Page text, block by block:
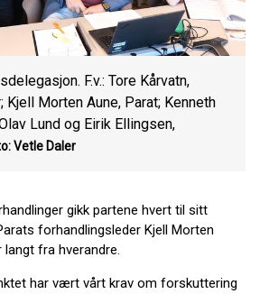
F.v.: Tore Kårvatn,
Kjell Morten Aune, Parat; Kenneth
Lund og Eirik Ellingsen,
Vetle Daler
gikk partene hvert til sitt
forhandlingsleder Kjell Morten
fra hverandre.
har vært vårt krav om forskuttering